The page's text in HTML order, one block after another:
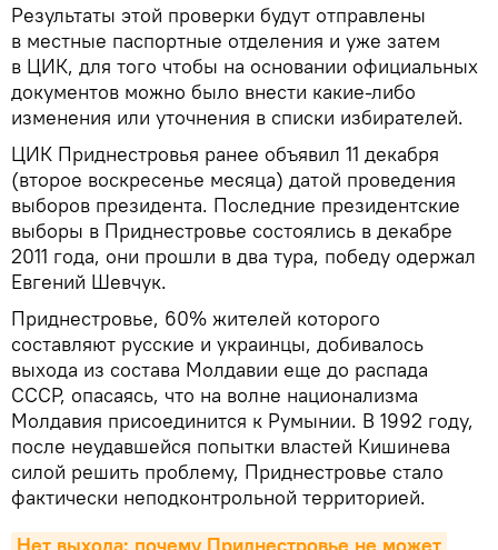
Результаты этой проверки будут отправлены
в местные паспортные отделения и уже затем
в ЦИК, для того чтобы на основании официальных
документов можно было внести какие-либо
изменения или уточнения в списки избирателей.
ЦИК Приднестровья ранее объявил 11 декабря
(второе воскресенье месяца) датой проведения
выборов президента. Последние президентские
выборы в Приднестровье состоялись в декабре
2011 года, они прошли в два тура, победу одержал
Евгений Шевчук.
Приднестровье, 60% жителей которого
составляют русские и украинцы, добивалось
выхода из состава Молдавии еще до распада
СССР, опасаясь, что на волне национализма
Молдавия присоединится к Румынии. В 1992 году,
после неудавшейся попытки властей Кишинева
силой решить проблему, Приднестровье стало
фактически неподконтрольной территорией.
Нет выхода: почему Приднестровье не может